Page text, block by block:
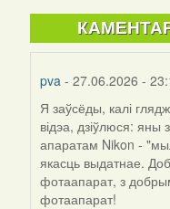
pva - 27.06.2026 -
Я заўсёды, калі
відэа, дзіўлюся: яны
апаратам Nikon -
якасць выдатнае.
фотаапарат, з
фотаапарат!